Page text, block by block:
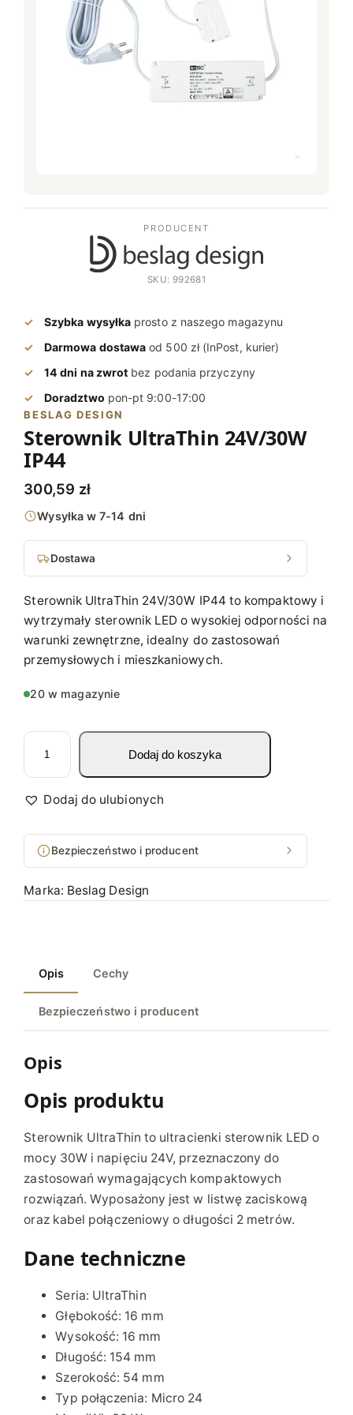
PRODUCENT
SKU: 992681
Szybka wysyłka prosto z naszego magazynu
Darmowa dostawa od 500 zł (InPost, kurier)
14 dni na zwrot bez podania przyczyny
Doradztwo pon-pt 9:00-17:00
BESLAG DESIGN
Sterownik UltraThin 24V/30W
IP44
300,59 zł
Wysyłka w 7-14 dni
Dostawa
Sterownik UltraThin 24V/30W IP44 to kompaktowy i
wytrzymały sterownik LED o wysokiej odporności na
warunki zewnętrzne, idealny do zastosowań
przemysłowych i mieszkaniowych.
20 w magazynie
i
o
ś
S
r
k
l
t
a
h
i
n
2
4
/
Dodaj do koszyka
Dodaj do ulubionych
Bezpieczeństwo i producent
Marka: Beslag Design
Opis Cechy
Bezpieczeństwo i producent
Opis
Opis produktu
Sterownik UltraThin to ultracienki sterownik LED o
mocy 30W i napięciu 24V, przeznaczony do
zastosowań wymagających kompaktowych
rozwiązań. Wyposażony jest w listwę zaciskową
oraz kabel połączeniowy o długości 2 metrów.
Dane techniczne
Seria: UltraThin
Głębokość: 16 mm
Wysokość: 16 mm
Długość: 154 mm
Szerokość: 54 mm
Typ połączenia: Micro 24